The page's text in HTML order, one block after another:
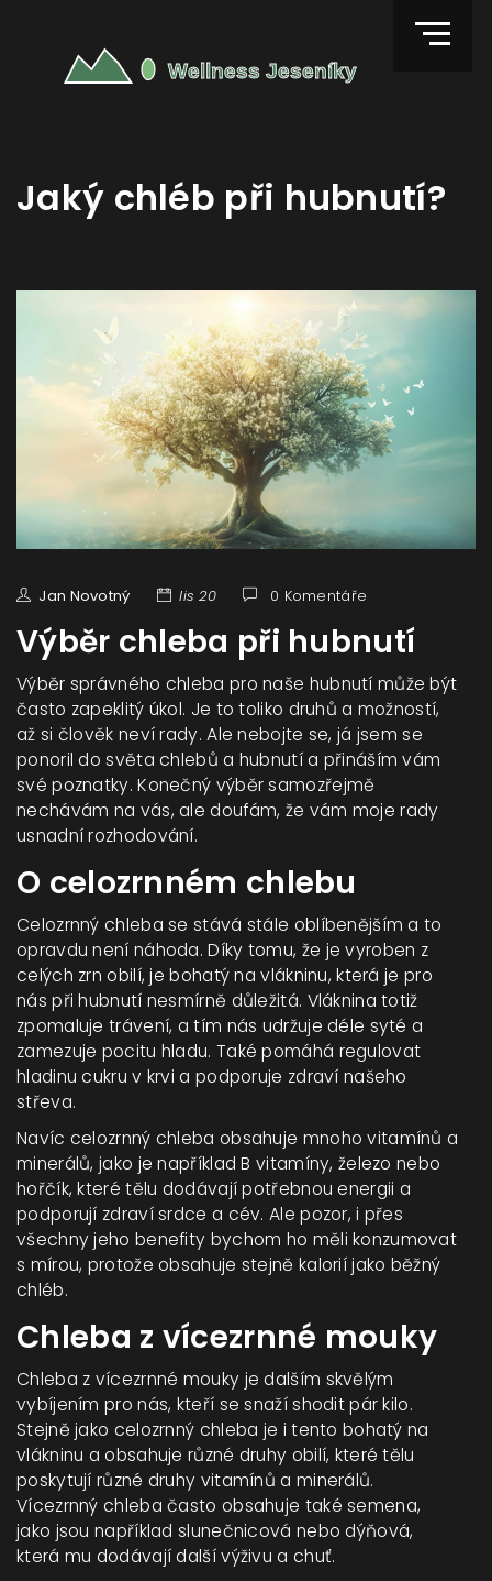
Jaký chléb při hubnutí?
Jan Novotný lis 20 0 Komentáře
Výběr chleba při hubnutí
Výběr správného chleba pro naše hubnutí může být
často zapeklitý úkol. Je to toliko druhů a možností,
až si člověk neví rady. Ale nebojte se, já jsem se
ponoril do světa chlebů a hubnutí a přináším vám
své poznatky. Konečný výběr samozřejmě
nechávám na vás, ale doufám, že vám moje rady
usnadní rozhodování.
O celozrnném chlebu
Celozrnný chleba se stává stále oblíbenějším a to
opravdu není náhoda. Díky tomu, že je vyroben z
celých zrn obilí, je bohatý na vlákninu, která je pro
nás při hubnutí nesmírně důležitá. Vláknina totiž
zpomaluje trávení, a tím nás udržuje déle syté a
zamezuje pocitu hladu. Také pomáhá regulovat
hladinu cukru v krvi a podporuje zdraví našeho
střeva.
Navíc celozrnný chleba obsahuje mnoho vitamínů a
minerálů, jako je například B vitamíny, železo nebo
hořčík, které tělu dodávají potřebnou energii a
podporují zdraví srdce a cév. Ale pozor, i přes
všechny jeho benefity bychom ho měli konzumovat
s mírou, protože obsahuje stejně kalorií jako běžný
chléb.
Chleba z vícezrnné mouky
Chleba z vícezrnné mouky je dalším skvělým
vybíjením pro nás, kteří se snaží shodit pár kilo.
Stejně jako celozrnný chleba je i tento bohatý na
vlákninu a obsahuje různé druhy obilí, které tělu
poskytují různé druhy vitamínů a minerálů.
Vícezrnný chleba často obsahuje také semena,
jako jsou například slunečnicová nebo dýňová,
která mu dodávají další výživu a chuť.